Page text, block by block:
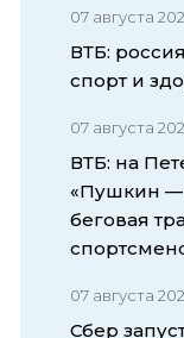
07 августа
ВТБ:
спорт и
07 августа
ВТБ: на
«Пушкин —
беговая
07 августа
Сбер